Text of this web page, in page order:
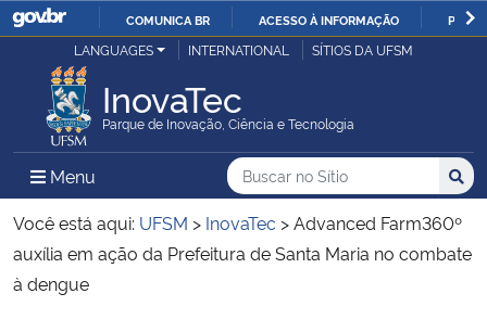
IR
COMUNICA BR ACESSO À INFORMAÇÃO
Ministério da Justiça e Segurança Pública
Ministério da Defesa
Ministério das Relações Exteriores
Ministério da Economia
LANGUAGES INTERNATIONAL SÍTIOS DA UFSM
InovaTec
Parque de Inovação, Ciência e Tecnologia
Menu Menu Principal do Sítio
Busca
Buscar no no Sítio
Busca:
Você está aqui: UFSM > InovaTec >Advanced Farm360º
auxília em ação da Prefeitura de Santa Maria no combate
à dengue